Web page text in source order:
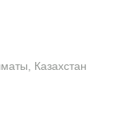
Казахстан